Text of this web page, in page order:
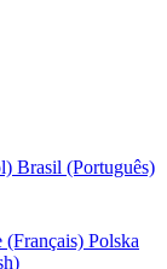
Brasil (Português)
(Français) Polska